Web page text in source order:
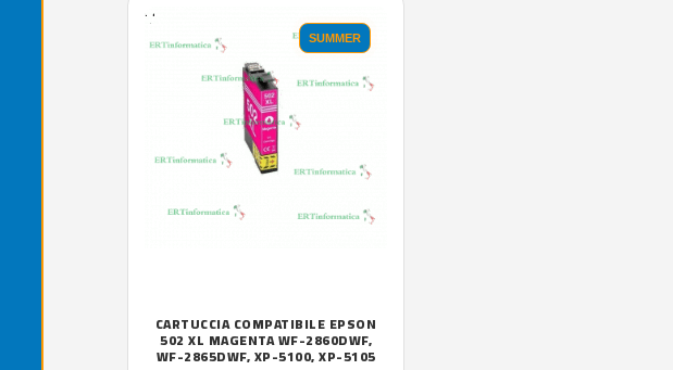
'.'
SUMMER
CARTUCCIA COMPATIBILE EPSON
502 XL MAGENTA WF-2860DWF,
WF-2865DWF, XP-5100, XP-5105